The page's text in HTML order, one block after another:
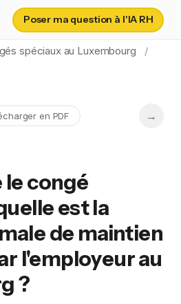
Poser ma question à l'IA RH
spéciaux au Luxembourg
en PDF
le congé
est la
de maintien
l'employeur au
?